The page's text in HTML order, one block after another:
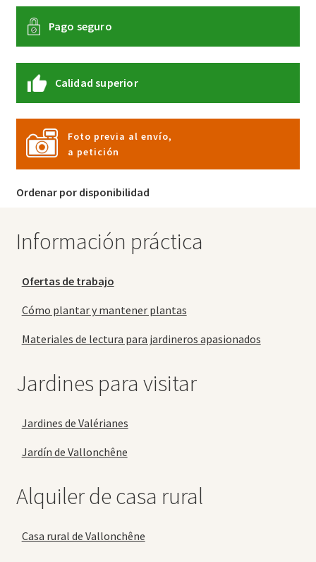
Pago seguro
Calidad superior
Foto previa al envío,
a petición
Ordenar por disponibilidad
Información práctica
Ofertas de trabajo
Cómo plantar y mantener plantas
Materiales de lectura para jardineros apasionados
Jardines para visitar
Jardines de Valérianes
Jardín de Vallonchêne
Alquiler de casa rural
Casa rural de Vallonchêne